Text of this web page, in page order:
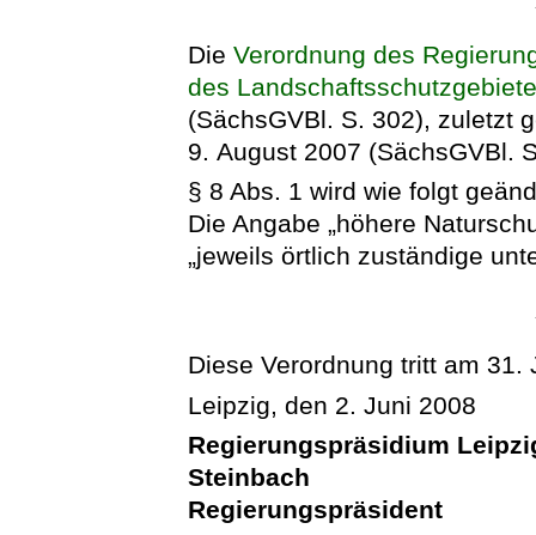
DieVerordnung des
des
(SächsGVBl. S. 302), zuletzt
9. August 2007 (SächsGVBl.
§ 8 Abs. 1 wird wie folgt
Die Angabe „höhere
„jeweils örtlich zuständige
Diese Verordnung tritt am 31.
Leipzig, den 2. Juni 2008
Regierungspräsidium
Steinbach
Regierungspräsident